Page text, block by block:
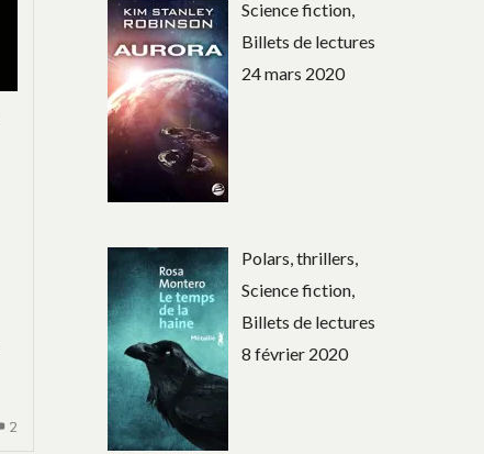
2
Science fiction,
Billets de lectures
24 mars 2020
Polars, thrillers,
Science fiction,
Billets de lectures
8 février 2020